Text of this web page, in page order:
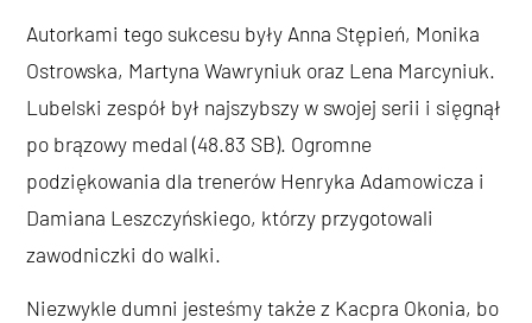
Autorkami tego sukcesu były Anna Stępień, Monika
Ostrowska, Martyna Wawryniuk oraz Lena Marcyniuk.
Lubelski zespół był najszybszy w swojej serii i sięgnął
po brązowy medal (48.83 SB). Ogromne
podziękowania dla trenerów Henryka Adamowicza i
Damiana Leszczyńskiego, którzy przygotowali
zawodniczki do walki.
Niezwykle dumni jesteśmy także z Kacpra Okonia, bo